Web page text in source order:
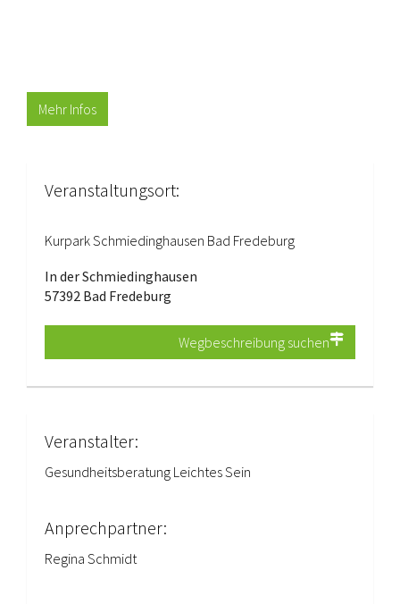
Mehr Infos
Veranstaltungsort:
Kurpark Schmiedinghausen Bad Fredeburg
In der Schmiedinghausen
57392 Bad Fredeburg
Wegbeschreibung suchen
Veranstalter:
Gesundheitsberatung Leichtes Sein
Anprechpartner:
Regina Schmidt